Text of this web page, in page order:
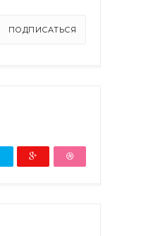
ПОДПИСАТЬСЯ